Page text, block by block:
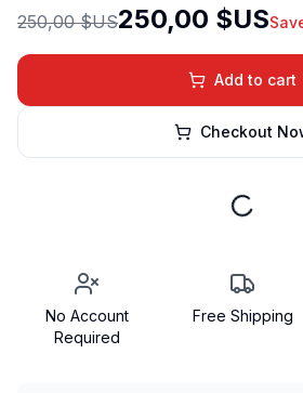
250,00 $US250,00 $US
Add to cart
Checkout
No Account
Required
Free Shipping